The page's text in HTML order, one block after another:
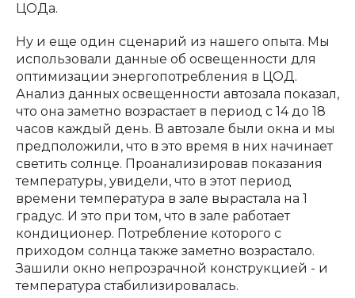
ЦОДа.
Ну и еще один сценарий из нашего опыта. Мы
использовали данные об освещенности для
оптимизации энергопотребления в ЦОД.
Анализ данных освещенности автозала показал,
что она заметно возрастает в период с 14 до 18
часов каждый день. В автозале были окна и мы
предположили, что в это время в них начинает
светить солнце. Проанализировав показания
температуры, увидели, что в этот период
времени температура в зале вырастала на 1
градус. И это при том, что в зале работает
кондиционер. Потребление которого с
приходом солнца также заметно возрастало.
Зашили окно непрозрачной конструкцией - и
температура стабилизировалась.